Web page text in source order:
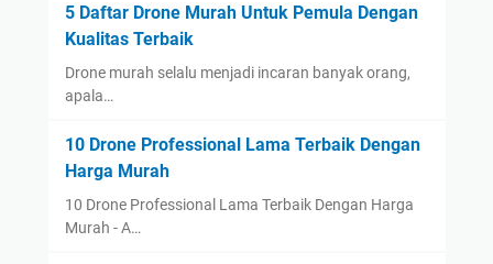
5 Daftar Drone Murah Untuk Pemula Dengan
Kualitas Terbaik
Drone murah selalu menjadi incaran banyak orang,
apala…
10 Drone Professional Lama Terbaik Dengan
Harga Murah
10 Drone Professional Lama Terbaik Dengan Harga
Murah - A…